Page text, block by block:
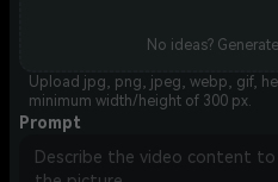
No ideas?
Upload jpg, png, jpeg, webp, gif,
minimum width/height of 300 px.
Prompt